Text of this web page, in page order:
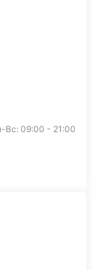
Вс: 09:00 - 21:00